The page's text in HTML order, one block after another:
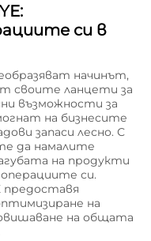
си в
начинът,
своите ланцети за
възможности за
на бизнесите
запаси лесно. С
да намалите
на продукти
си.
предоставя
на
на общата